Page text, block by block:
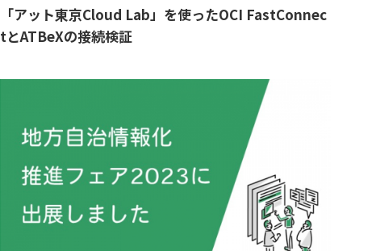
「アット東京Cloud Lab」を使ったOCI FastConnec
tとATBeXの接続検証